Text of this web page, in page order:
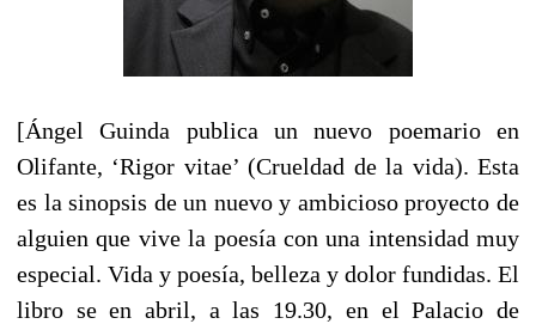
[Ángel Guinda publica un nuevo poemario en
Olifante, ‘Rigor vitae’ (Crueldad de la vida). Esta
es la sinopsis de un nuevo y ambicioso proyecto de
alguien que vive la poesía con una intensidad muy
especial. Vida y poesía, belleza y dolor fundidas. El
libro se en abril, a las 19.30, en el Palacio de